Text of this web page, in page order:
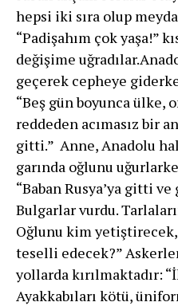
hepsi iki sıra olup
“Padişahım çok yaşa!”
değişime
geçerek cepheye
“Beş gün boyunca ülke,
reddeden acımasız bir
gitti.” Anne, Anadolu
garında oğlunu
“Baban Rusya’ya gitti
Bulgarlar vurdu.
Oğlunu kim yetiştirecek,
teselli ede­cek?”
yollarda kırılmaktadır:
Ayakkabıları kötü,